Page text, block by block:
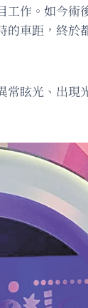
作。如今
車距，終
眩光、出